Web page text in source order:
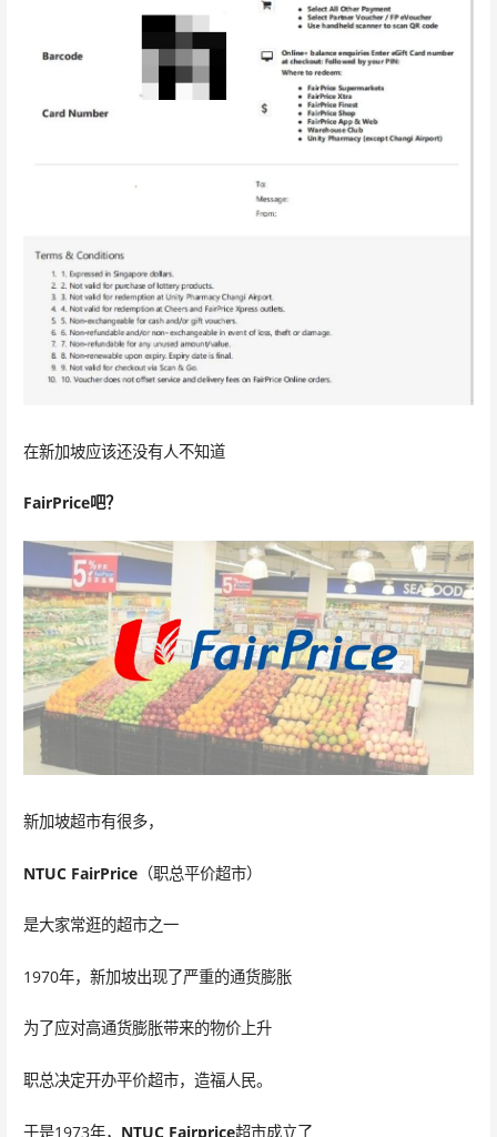
在新加坡应该还没有人不知道
FairPrice吧？
新加坡超市有很多，
NTUC FairPrice（职总平价超市）
是大家常逛的超市之一
1970年，新加坡出现了严重的通货膨胀
为了应对高通货膨胀带来的物价上升
职总决定开办平价超市，造福人民。
于是1973年， NTUC Fairprice超市成立了